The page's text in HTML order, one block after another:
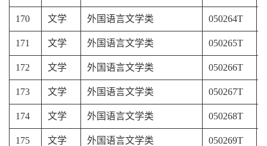
170 文学 外国语言文学类 050264T
171 文学 外国语言文学类 050265T
172 文学 外国语言文学类 050266T
173 文学 外国语言文学类 050267T
174 文学 外国语言文学类 050268T
175 文学 外国语言文学类 050269T